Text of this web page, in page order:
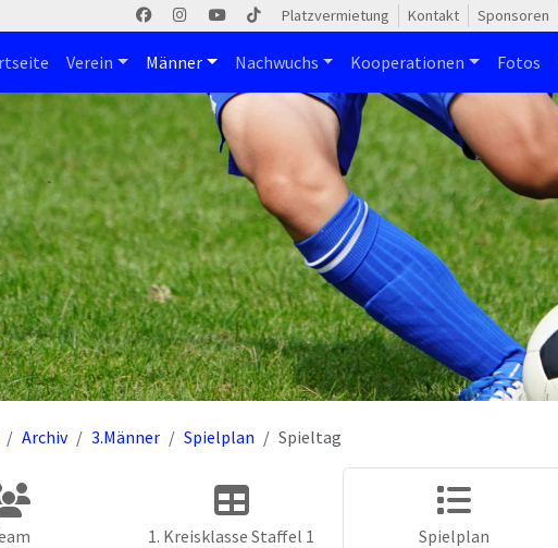
Platzvermietung Kontakt Sponsoren
Verein Männer Nachwuchs Kooperationen Fotos
Archiv 3.Männer Spielplan Spieltag
1. Kreisklasse Staffel 1 Spielplan